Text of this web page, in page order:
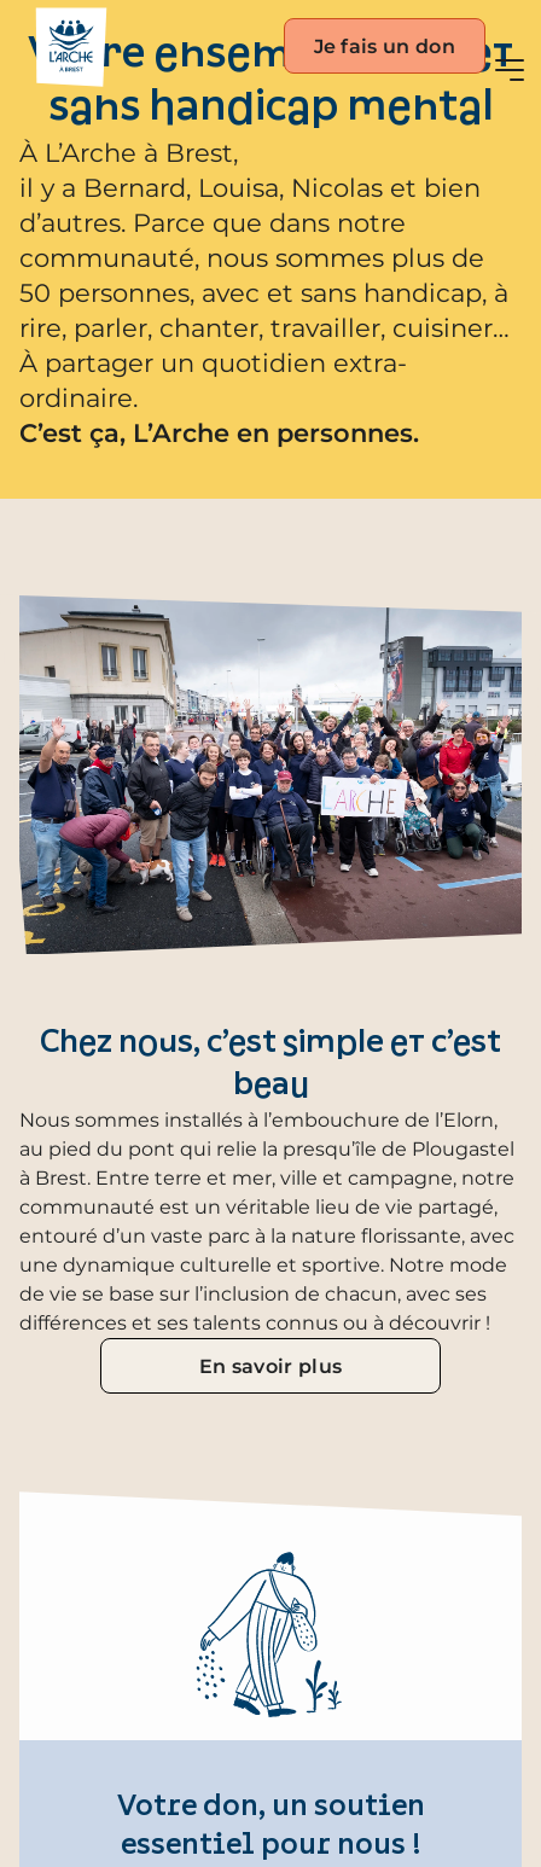
Je fais un don
Vivre ensemble avec et
sans handicap mental
À L’Arche à Brest,
il y a Bernard, Louisa, Nicolas et bien
d’autres. Parce que dans notre
communauté, nous sommes plus de
50 personnes, avec et sans handicap, à
rire, parler, chanter, travailler, cuisiner…
À partager un quotidien extra-
ordinaire.
C’est ça, L’Arche en personnes.
Chez nous, c’est simple et c’est
beau
Nous sommes installés à l’embouchure de l’Elorn,
au pied du pont qui relie la presqu’île de Plougastel
à Brest. Entre terre et mer, ville et campagne, notre
communauté est un véritable lieu de vie partagé,
entouré d’un vaste parc à la nature florissante, avec
une dynamique culturelle et sportive. Notre mode
de vie se base sur l’inclusion de chacun, avec ses
différences et ses talents connus ou à découvrir !
En savoir plus
Votre don, un soutien
essentiel pour nous !